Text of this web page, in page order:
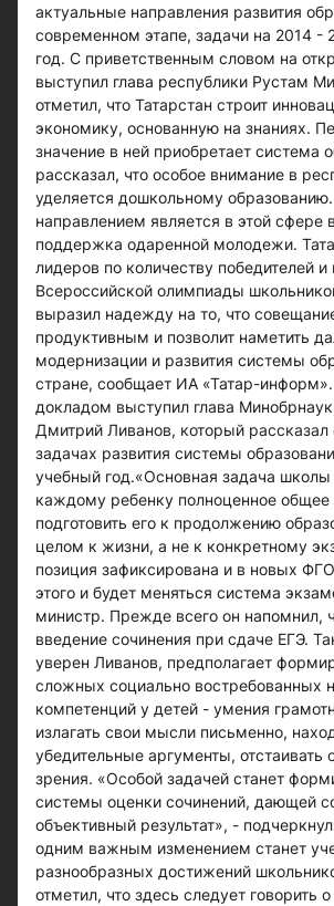
актуальные направления развития
современном этапе, задачи на 2014 -
год. С приветственным словом на
выступил глава республики Рустам
отметил, что Татарстан строит
экономику, основанную на знаниях.
значение в ней приобретает система
рассказал, что особое внимание в
уделяется дошкольному
направлением является в этой сфере
поддержка одаренной молодежи.
лидеров по количеству победителей и
Всероссийской олимпиады
выразил надежду на то, что
продуктивным и позволит наметить
модернизации и развития системы
стране, сообщает ИА «Татар-
докладом выступил глава
Дмитрий Ливанов, который рассказал
задачах развития системы
учебный год.«Основная задача школы
каждому ребенку полноценное общее
подготовить его к продолжению
целом к жизни, а не к конкретному
позиция зафиксирована и в новых
этого и будет меняться система
министр. Прежде всего он напомнил,
введение сочинения при сдаче ЕГЭ.
уверен Ливанов, предполагает
сложных социально востребованных
компетенций у детей - умения
излагать свои мысли письменно,
убедительные аргументы, отстаивать
зрения. «Особой задачей станет
системы оценки сочинений, дающей
объективный результат», -
одним важным изменением станет
разнообразных достижений
отметил, что здесь следует говорить